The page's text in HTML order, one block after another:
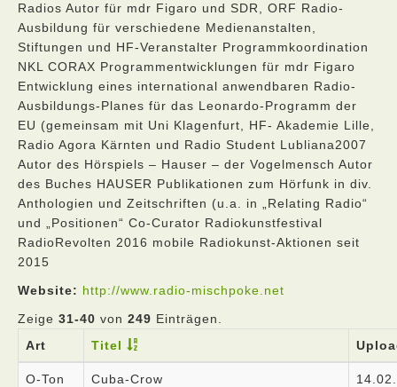
Radios Autor für mdr Figaro und SDR, ORF Radio-
Ausbildung für verschiedene Medienanstalten,
Stiftungen und HF-Veranstalter Programmkoordination
NKL CORAX Programmentwicklungen für mdr Figaro
Entwicklung eines international anwendbaren Radio-
Ausbildungs-Planes für das Leonardo-Programm der
EU (gemeinsam mit Uni Klagenfurt, HF- Akademie Lille,
Radio Agora Kärnten und Radio Student Lubliana2007
Autor des Hörspiels – Hauser – der Vogelmensch Autor
des Buches HAUSER Publikationen zum Hörfunk in div.
Anthologien und Zeitschriften (u.a. in „Relating Radio“
und „Positionen“ Co-Curator Radiokunstfestival
RadioRevolten 2016 mobile Radiokunst-Aktionen seit
2015
Website: http://www.radio-mischpoke.net
Zeige 31-40 von 249 Einträgen.
Art
Titel
O-Ton Cuba-Crow